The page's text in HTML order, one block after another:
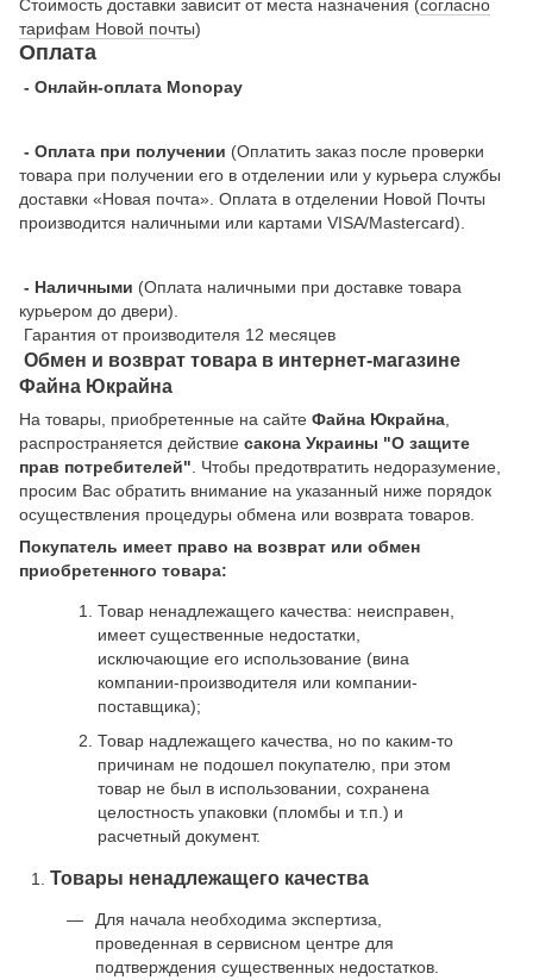
Стоимость доставки зависит от места назначения (согласно
тарифам Новой почты)
Оплата
- Онлайн-оплата Monopay
- Оплата при получении (Оплатить заказ после проверки
товара при получении его в отделении или у курьера службы
доставки «Новая почта». Оплата в отделении Новой Почты
производится наличными или картами VISA/Mastercard).
- Наличными (Оплата наличными при доставке товара
курьером до двери).
Гарантия от производителя 12 месяцев
Обмен и возврат товара в интернет-магазине
Файна Юкрайна
На товары, приобретенные на сайте Файна Юкрайна,
распространяется действие cакона Украины "О защите
прав потребителей". Чтобы предотвратить недоразумение,
просим Вас обратить внимание на указанный ниже порядок
осуществления процедуры обмена или возврата товаров.
Покупатель имеет право на возврат или обмен
приобретенного товара:
Товар ненадлежащего качества: неисправен,
имеет существенные недостатки,
исключающие его использование (вина
компании-производителя или компании-
поставщика);
Товар надлежащего качества, но по каким-то
причинам не подошел покупателю, при этом
товар не был в использовании, сохранена
целостность упаковки (пломбы и т.п.) и
расчетный документ.
Товары ненадлежащего качества
Для начала необходима экспертиза,
проведенная в сервисном центре для
подтверждения существенных недостатков.